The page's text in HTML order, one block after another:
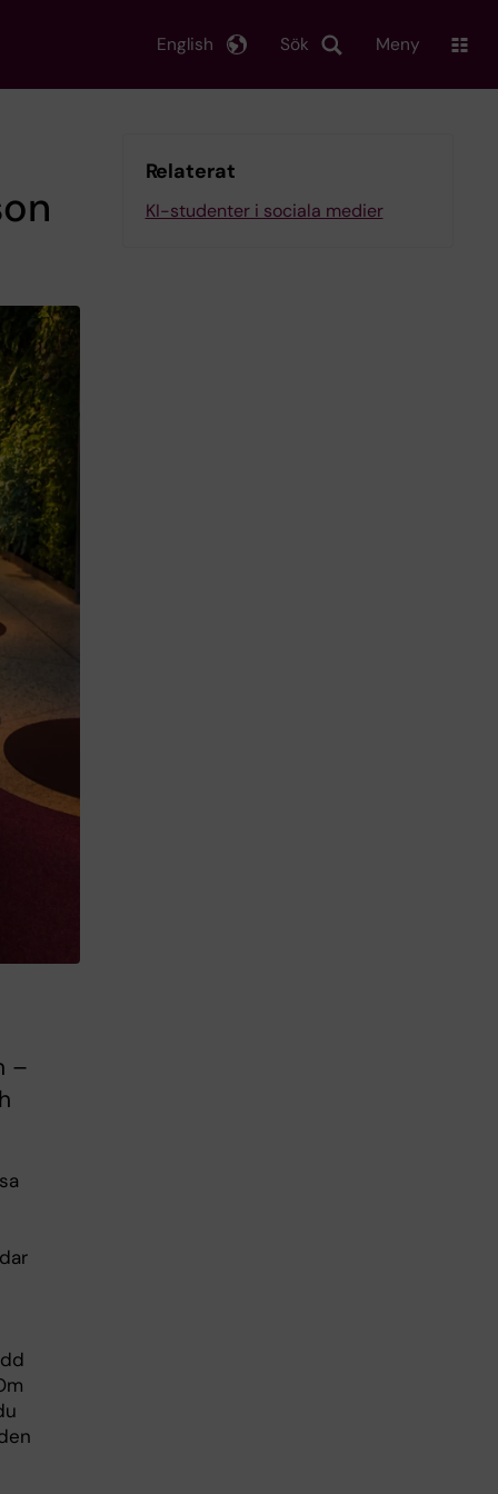
Sök
English Meny
–
Relaterat
KI-studenter i sociala medier